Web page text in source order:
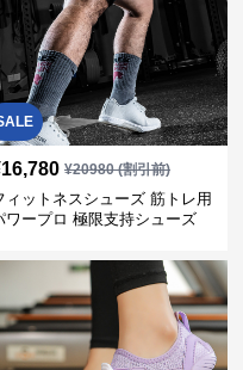
16,780 ¥20980(割引前)
ィットネスシューズ 筋トレ用
ワープロ 極限支持シューズ